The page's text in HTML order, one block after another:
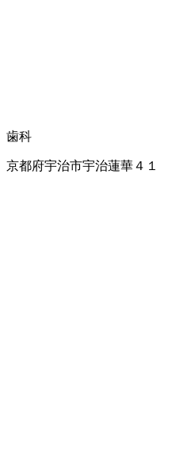
歯科
京都府宇治市宇治蓮華４１